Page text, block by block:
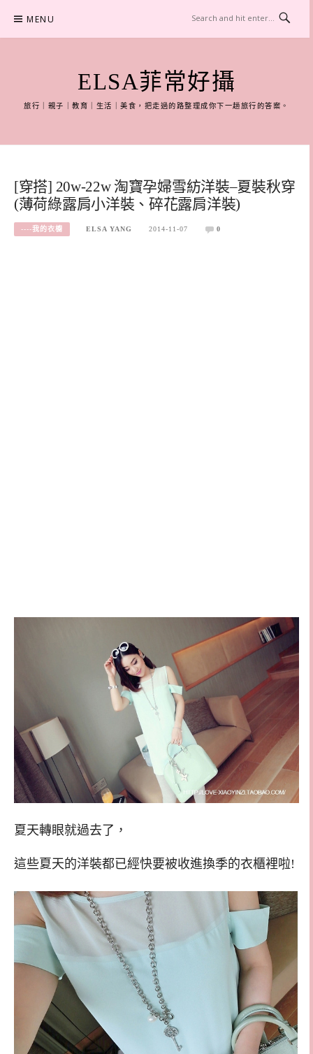
content
MENU
ELSA菲常好攝
旅行｜親子｜教育｜生活｜美食，把走過的路整理成你下一趟旅行的答案。
[穿搭] 20w-22w 淘寶孕婦雪紡洋裝–夏裝秋穿
(薄荷綠露肩小洋裝、碎花露肩洋裝)
----我的衣櫥 ELSA YANG 2014-11-07 0
夏天轉眼就過去了，
這些夏天的洋裝都已經快要被收進換季的衣櫃裡啦!